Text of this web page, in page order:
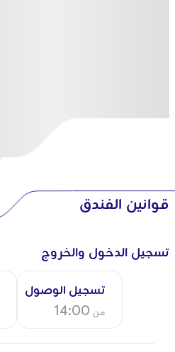
قوانين الفندق
تسجيل الدخول والخروج
تسجيل الوصول
من